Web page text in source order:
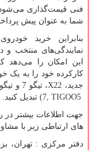
فنی قیمت‌گذاری می‌شود
شما به عنوان پیش
بنابراین خرید
نمایندگی‌های منتخب
این امکان را می‌دهد
کارکرده خود را به یک
جدید، X22، تیگو 7 و تیگو 5 (
7, TIGOO5) تبدیل کنید.
جهت اطلاعات بیشتر در
های ارتباطی زیر با
دفتر مرکزی : تهران،